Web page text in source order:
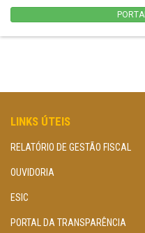
LINKS ÚTEIS
RELATÓRIO DE GESTÃO FISCAL
OUVIDORIA
ESIC
PORTAL DA TRANSPARÊNCIA